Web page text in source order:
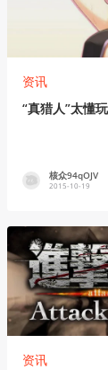
资讯
“真猎人”太懂
核众94qOJV
2015-10-19
资讯